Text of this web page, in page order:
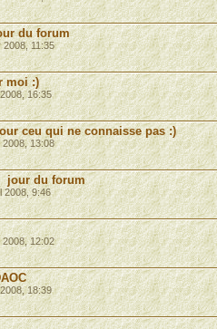
du forum
11:35
moi :)
16:35
ceu qui ne connaisse pas :)
13:08
jour du forum
2008, 9:46
12:02
18:39